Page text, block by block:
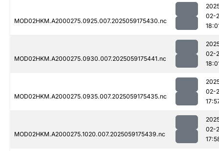
MOD02HKM.A2000275.0925.007.2025059175430.nc
02-
MOD02HKM.A2000275.0930.007.2025059175441.nc
02-
MOD02HKM.A2000275.0935.007.2025059175435.nc
02-
MOD02HKM.A2000275.1020.007.2025059175439.nc
02-